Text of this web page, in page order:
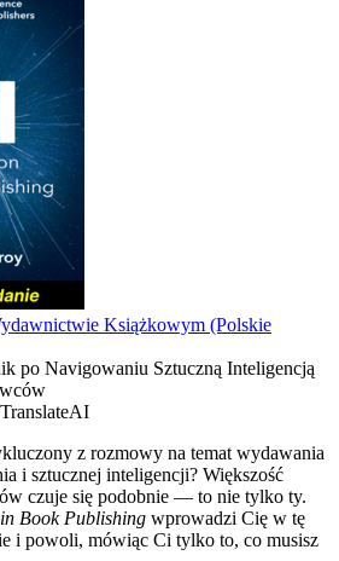
Książkowym (Polskie
po Navigowaniu Sztuczną Inteligencją
TranslateAI
z rozmowy na temat wydawania
i sztucznej inteligencji? Większość
czuje się podobnie — to nie tylko ty.
Book Publishing wprowadzi Cię w tę
i powoli, mówiąc Ci tylko to, co musisz